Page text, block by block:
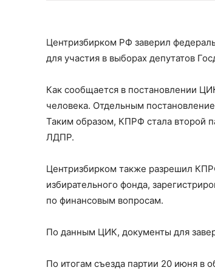
Центризбирком РФ заверил
для участия в выборах депутатов
Как сообщается в постановлении
человека. Отдельным
Таким образом, КПРФ стала второй
ЛДПР.
Центризбирком также разрешил
избирательного фонда,
по финансовым вопросам.
По данным ЦИК, документы для
По итогам съезда партии 20 июня в